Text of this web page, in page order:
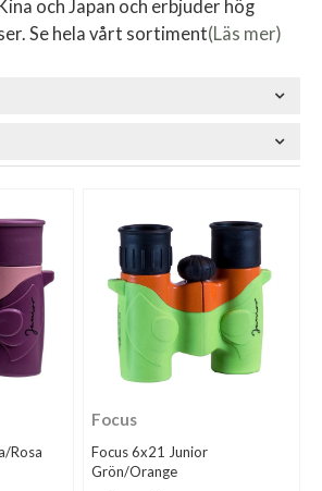
och Japan och erbjuder hög
Se hela vårt sortiment(Läs mer)
Rosa
Focus
Focus 6x21 Junior
Grön/Orange